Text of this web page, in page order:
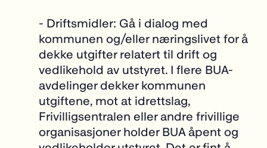
- Driftsmidler: Gå i dialog med
kommunen og/eller næringslivet for å
dekke utgifter relatert til drift og
vedlikehold av utstyret. I flere BUA-
avdelinger dekker kommunen
utgiftene, mot at idrettslag,
Frivilligsentralen eller andre frivillige
organisasjoner holder BUA åpent og